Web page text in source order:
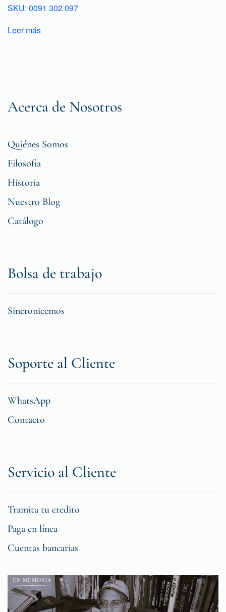
SKU: 0091 302 097
Leer más
Acerca de Nosotros
Quiénes Somos
Filosofia
Historia
Nuestro Blog
Catálogo
Bolsa de trabajo
Sincronicemos
Soporte al Cliente
WhatsApp
Contacto
Servicio al Cliente
Tramita tu credito
Paga en línea
Cuentas bancarias